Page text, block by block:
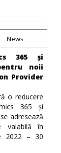
News
365 și
noii
Provider
o reducere
365 și
adresează
valabilă în
2022 – 30